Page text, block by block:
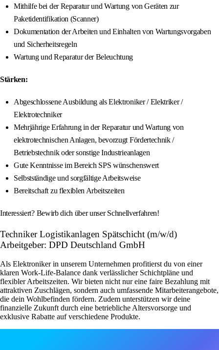
Mithilfe bei der Reparatur und Wartung von Geräten zur
Paketidentifikation (Scanner)
Dokumentation der Arbeiten und Einhalten von Wartungsvorgaben
und Sicherheitsregeln
Wartung und Reparatur der Beleuchtung
Stärken:
Abgeschlossene Ausbildung als Elektroniker / Elektriker /
Elektrotechniker
Mehrjährige Erfahrung in der Reparatur und Wartung von
elektrotechnischen Anlagen, bevorzugt Fördertechnik /
Betriebstechnik oder sonstige Industrieanlagen
Gute Kenntnisse im Bereich SPS wünschenswert
Selbstständige und sorgfältige Arbeitsweise
Bereitschaft zu flexiblen Arbeitszeiten
Interessiert? Bewirb dich über unser Schnellverfahren!
Techniker Logistikanlagen Spätschicht (m/w/d)
Arbeitgeber: DPD Deutschland GmbH
Als Elektroniker in unserem Unternehmen profitierst du von einer
klaren Work-Life-Balance dank verlässlicher Schichtpläne und
flexibler Arbeitszeiten. Wir bieten nicht nur eine faire Bezahlung mit
attraktiven Zuschlägen, sondern auch umfassende Mitarbeiterangebote,
die dein Wohlbefinden fördern. Zudem unterstützen wir deine
finanzielle Zukunft durch eine betriebliche Altersvorsorge und
exklusive Rabatte auf verschiedene Produkte.